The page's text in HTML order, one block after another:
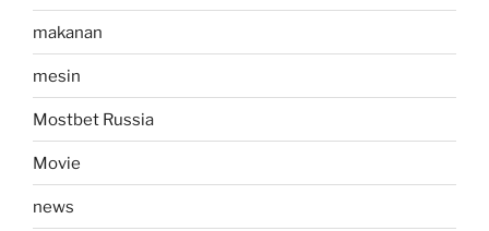
makanan
mesin
Mostbet Russia
Movie
news